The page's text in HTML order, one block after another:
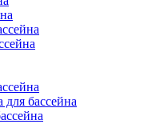
для бассейна